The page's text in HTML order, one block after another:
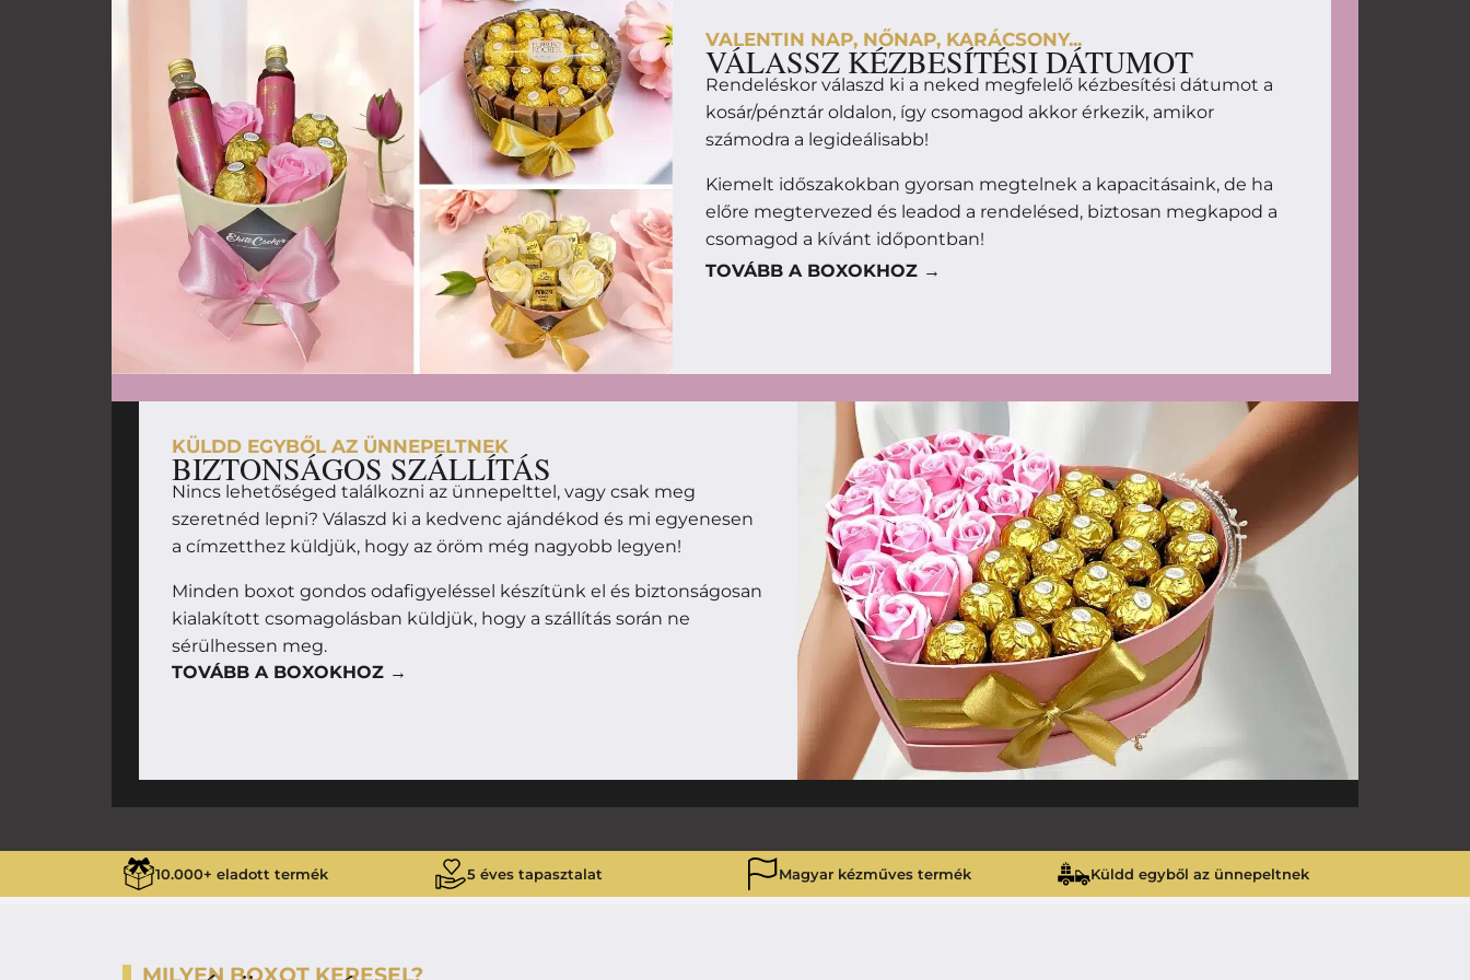
VALENTIN NAP, NŐNAP, KARÁCSONY...
VÁLASSZ KÉZBESÍTÉSI DÁTUMOT
Rendeléskor válaszd ki a neked megfelelő kézbesítési dátumot a
kosár/pénztár oldalon, így csomagod akkor érkezik, amikor
számodra a legideálisabb!
Kiemelt időszakokban gyorsan megtelnek a kapacitásaink, de ha
előre megtervezed és leadod a rendelésed, biztosan megkapod a
csomagod a kívánt időpontban!
TOVÁBB A BOXOKHOZ →
KÜLDD EGYBŐL AZ ÜNNEPELTNEK
BIZTONSÁGOS SZÁLLÍTÁS
Nincs lehetőséged találkozni az ünnepelttel, vagy csak meg
szeretnéd lepni? Válaszd ki a kedvenc ajándékod és mi egyenesen
a címzetthez küldjük, hogy az öröm még nagyobb legyen!
Minden boxot gondos odafigyeléssel készítünk el és biztonságosan
kialakított csomagolásban küldjük, hogy a szállítás során ne
sérülhessen meg.
TOVÁBB A BOXOKHOZ →
10.000+ eladott termék 5 éves tapasztalat Magyar kézműves termék Küldd egyből az ünnepeltnek